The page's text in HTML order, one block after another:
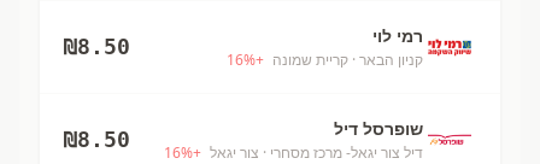
רמי לוי
קניון הבאר · קריית שמונה +
16%
₪8.50
שופרסל דיל
דיל צור יגאל- מרכז מסחרי · צור יגאל +
16%
₪8.50